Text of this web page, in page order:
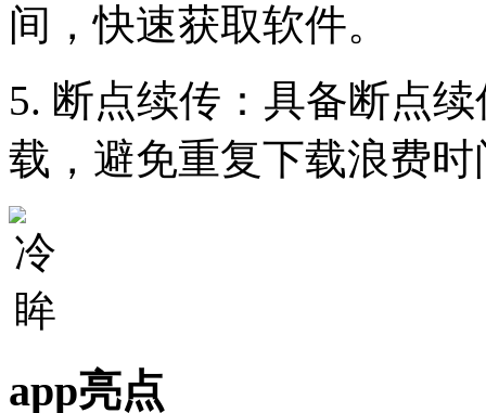
间，快速获取软件。
5. 断点续传：具备断点
载，避免重复下载浪费时
app亮点